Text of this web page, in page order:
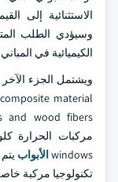
الاستثنائية إلى
وسيؤدي الطلب
الكيميائية في
material
windowsالأبواب
تكنولوجيا مركبة